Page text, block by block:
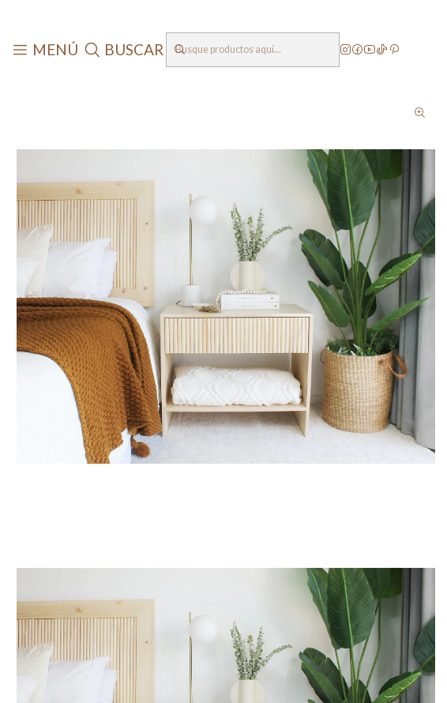
MENÚ BUSCAR Inicio